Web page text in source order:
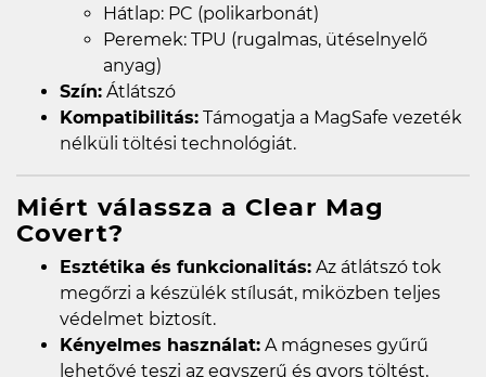
Hátlap: PC (polikarbonát)
Peremek: TPU (rugalmas, ütéselnyelő
anyag)
Szín: Átlátszó
Kompatibilitás: Támogatja a MagSafe vezeték
nélküli töltési technológiát.
Miért válassza a Clear Mag
Covert?
Esztétika és funkcionalitás: Az átlátszó tok
megőrzi a készülék stílusát, miközben teljes
védelmet biztosít.
Kényelmes használat: A mágneses gyűrű
lehetővé teszi az egyszerű és gyors töltést,